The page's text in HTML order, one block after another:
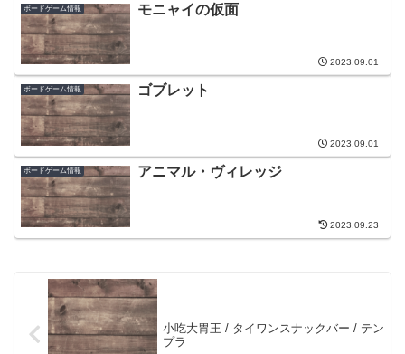
ボードゲーム情報 モニャイの仮面
2023.09.01
ボードゲーム情報 ゴブレット
2023.09.01
ボードゲーム情報 アニマル・ヴィレッジ
2023.09.23
小吃大胃王 / タイワンスナックバー / テン
プラ